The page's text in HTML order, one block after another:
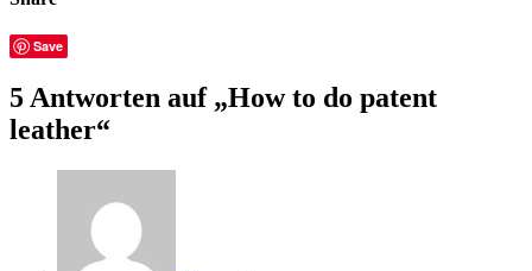
Save
5 Antworten auf „How to do patent
leather“